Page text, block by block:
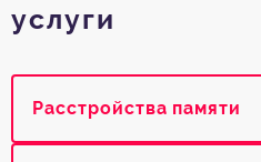
услуги
Расстройства памяти